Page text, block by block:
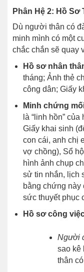
Phân Hệ 2: Hồ
Dù người thân có
minh mình có một
chắc chắn sẽ quay
Hồ sơ nhân
tháng; Ảnh thẻ
công dân; Giấy
Minh chứng
là “linh hồn”
Giấy khai sinh
con cái, anh chị
vợ chồng), Sổ
hình ảnh chụp
sử tin nhắn, lịch
bằng chứng này
sức thuyết phục
Hồ sơ công
Người
sao kê
thân